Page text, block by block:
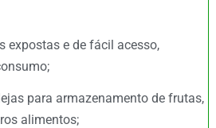
expostas e de fácil acesso,
para armazenamento de frutas,
alimentos;